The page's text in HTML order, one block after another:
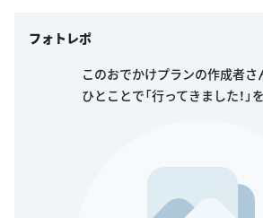
フォトレポ
このおでかけプランの作成者さ
ひとことで「行ってきました！」